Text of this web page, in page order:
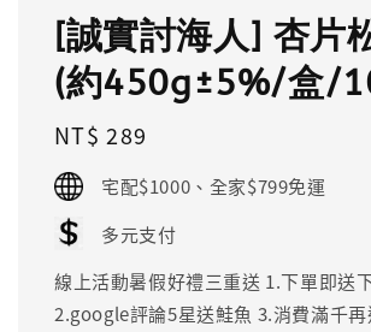
[誠實討海人] 杏片
(約450g±5%/盒/
Regular
price
NT$ 289
宅配$1000、全家$799免運
多元支付
線上活動暑假好禮三重送 1.下單即送
2.google評論5星送鮭魚 3.消費滿千